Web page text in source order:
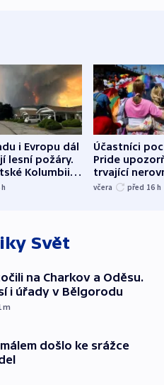
i Evropu dál
lesní požáry.
Kolumbii
tisíce lidí
h
Účastníci
Pride
trvající
včera před 16 h
Svět
na Charkov a Oděsu.
i úřady v Bělgorodu
m
došlo ke srážce